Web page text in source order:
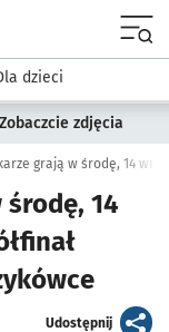
Sport i rekreacja
dzieci
zdjęcia
14
Udostępnijartykuł